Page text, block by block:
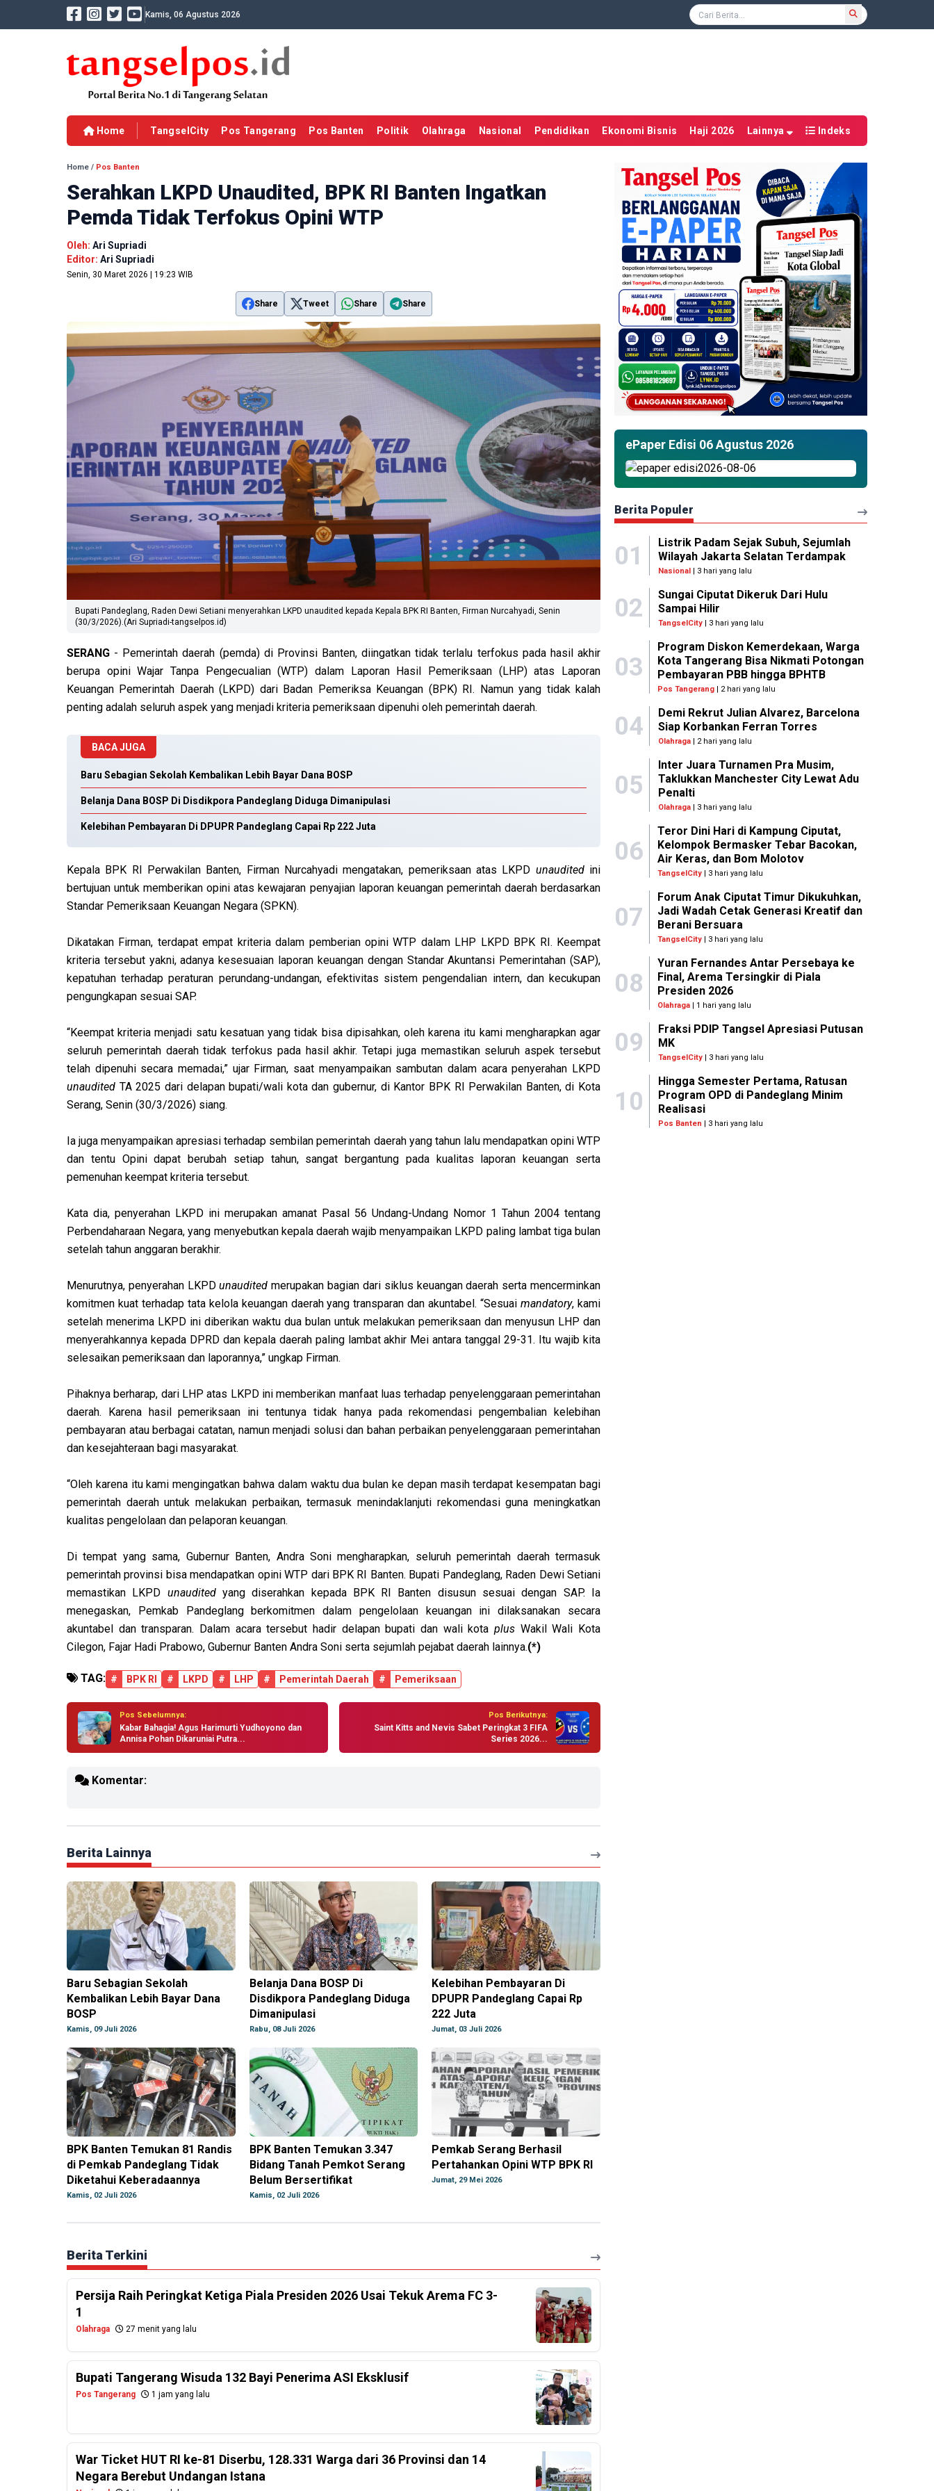
Kamis, 06 Agustus 2026
Home TangselCity Pos Tangerang Pos Banten Politik Olahraga Nasional Pendidikan Ekonomi Bisnis Haji 2026 Lainnya Indeks
Home / Pos Banten
Serahkan LKPD Unaudited, BPK RI Banten Ingatkan
Pemda Tidak Terfokus Opini WTP
Oleh: Ari Supriadi
Editor: Ari Supriadi
Senin, 30 Maret 2026 | 19:23 WIB
Share Tweet Share Share
Bupati Pandeglang, Raden Dewi Setiani menyerahkan LKPD unaudited kepada Kepala BPK RI Banten, Firman Nurcahyadi, Senin
(30/3/2026).(Ari Supriadi-tangselpos.id)
SERANG - Pemerintah daerah (pemda) di Provinsi Banten, diingatkan tidak terlalu terfokus pada hasil akhir
berupa opini Wajar Tanpa Pengecualian (WTP) dalam Laporan Hasil Pemeriksaan (LHP) atas Laporan
Keuangan Pemerintah Daerah (LKPD) dari Badan Pemeriksa Keuangan (BPK) RI. Namun yang tidak kalah
penting adalah seluruh aspek yang menjadi kriteria pemeriksaan dipenuhi oleh pemerintah daerah.
BACA JUGA
Baru Sebagian Sekolah Kembalikan Lebih Bayar Dana BOSP
Belanja Dana BOSP Di Disdikpora Pandeglang Diduga Dimanipulasi
Kelebihan Pembayaran Di DPUPR Pandeglang Capai Rp 222 Juta
Kepala BPK RI Perwakilan Banten, Firman Nurcahyadi mengatakan, pemeriksaan atas LKPD unauditedini
bertujuan untuk memberikan opini atas kewajaran penyajian laporan keuangan pemerintah daerah berdasarkan
Standar Pemeriksaan Keuangan Negara (SPKN).
Dikatakan Firman, terdapat empat kriteria dalam pemberian opini WTP dalam LHP LKPD BPK RI. Keempat
kriteria tersebut yakni, adanya kesesuaian laporan keuangan dengan Standar Akuntansi Pemerintahan (SAP),
kepatuhan terhadap peraturan perundang-undangan, efektivitas sistem pengendalian intern, dan kecukupan
pengungkapan sesuai SAP.
“Keempat kriteria menjadi satu kesatuan yang tidak bisa dipisahkan, oleh karena itu kami mengharapkan agar
seluruh pemerintah daerah tidak terfokus pada hasil akhir. Tetapi juga memastikan seluruh aspek tersebut
telah dipenuhi secara memadai,” ujar Firman, saat menyampaikan sambutan dalam acara penyerahan LKPD
unaudited TA 2025 dari delapan bupati/wali kota dan gubernur, di Kantor BPK RI Perwakilan Banten, di Kota
Serang, Senin (30/3/2026) siang.
Ia juga menyampaikan apresiasi terhadap sembilan pemerintah daerah yang tahun lalu mendapatkan opini WTP
dan tentu Opini dapat berubah setiap tahun, sangat bergantung pada kualitas laporan keuangan serta
pemenuhan keempat kriteria tersebut.
Kata dia, penyerahan LKPD ini merupakan amanat Pasal 56 Undang-Undang Nomor 1 Tahun 2004 tentang
Perbendaharaan Negara, yang menyebutkan kepala daerah wajib menyampaikan LKPD paling lambat tiga bulan
setelah tahun anggaran berakhir.
Menurutnya, penyerahan LKPDunaudited merupakan bagian dari siklus keuangan daerah serta mencerminkan
komitmen kuat terhadap tata kelola keuangan daerah yang transparan dan akuntabel. “Sesuai mandatory, kami
setelah menerima LKPD ini diberikan waktu dua bulan untuk melakukan pemeriksaan dan menyusun LHP dan
menyerahkannya kepada DPRD dan kepala daerah paling lambat akhir Mei antara tanggal 29-31. Itu wajib kita
selesaikan pemeriksaan dan laporannya,” ungkap Firman.
Pihaknya berharap, dari LHP atas LKPD ini memberikan manfaat luas terhadap penyelenggaraan pemerintahan
daerah. Karena hasil pemeriksaan ini tentunya tidak hanya pada rekomendasi pengembalian kelebihan
pembayaran atau berbagai catatan, namun menjadi solusi dan bahan perbaikan penyelenggaraan pemerintahan
dan kesejahteraan bagi masyarakat.
“Oleh karena itu kami mengingatkan bahwa dalam waktu dua bulan ke depan masih terdapat kesempatan bagi
pemerintah daerah untuk melakukan perbaikan, termasuk menindaklanjuti rekomendasi guna meningkatkan
kualitas pengelolaan dan pelaporan keuangan.
Di tempat yang sama, Gubernur Banten, Andra Soni mengharapkan, seluruh pemerintah daerah termasuk
pemerintah provinsi bisa mendapatkan opini WTP dari BPK RI Banten. Bupati Pandeglang, Raden Dewi Setiani
memastikan LKPD unauditedyang diserahkan kepada BPK RI Banten disusun sesuai dengan SAP. Ia
menegaskan, Pemkab Pandeglang berkomitmen dalam pengelolaan keuangan ini dilaksanakan secara
akuntabel dan transparan. Dalam acara tersebut hadir delapan bupati dan wali kota plus Wakil Wali Kota
Cilegon, Fajar Hadi Prabowo, Gubernur Banten Andra Soni serta sejumlah pejabat daerah lainnya.(*)
TAG: # BPK RI # LKPD # LHP # Pemerintah Daerah # Pemeriksaan
Pos Sebelumnya:
Kabar Bahagia! Agus Harimurti Yudhoyono dan
Annisa Pohan Dikaruniai Putra...
Pos Berikutnya:
Saint Kitts and Nevis Sabet Peringkat 3 FIFA
Series 2026...
Komentar:
Berita Lainnya
Baru Sebagian Sekolah
Kembalikan Lebih Bayar Dana
BOSP
Kamis, 09 Juli 2026
Belanja Dana BOSP Di
Disdikpora Pandeglang Diduga
Dimanipulasi
Rabu, 08 Juli 2026
Kelebihan Pembayaran Di
DPUPR Pandeglang Capai Rp
222 Juta
Jumat, 03 Juli 2026
BPK Banten Temukan 81 Randis
di Pemkab Pandeglang Tidak
Diketahui Keberadaannya
Kamis, 02 Juli 2026
BPK Banten Temukan 3.347
Bidang Tanah Pemkot Serang
Belum Bersertifikat
Kamis, 02 Juli 2026
Pemkab Serang Berhasil
Pertahankan Opini WTP BPK RI
Jumat, 29 Mei 2026
Berita Terkini
Persija Raih Peringkat Ketiga Piala Presiden 2026 Usai Tekuk Arema FC 3-
1
Olahraga 27 menit yang lalu
Bupati Tangerang Wisuda 132 Bayi Penerima ASI Eksklusif
Pos Tangerang 1 jam yang lalu
War Ticket HUT RI ke-81 Diserbu, 128.331 Warga dari 36 Provinsi dan 14
Negara Berebut Undangan Istana
ePaper Edisi 06 Agustus 2026
Berita Populer
01
Listrik Padam Sejak Subuh, Sejumlah
Wilayah Jakarta Selatan Terdampak
Nasional | 3 hari yang lalu
02
Sungai Ciputat Dikeruk Dari Hulu
Sampai Hilir
TangselCity| 3 hari yang lalu
03
Program Diskon Kemerdekaan, Warga
Kota Tangerang Bisa Nikmati Potongan
Pembayaran PBB hingga BPHTB
Pos Tangerang | 2 hari yang lalu
04
Demi Rekrut Julian Alvarez, Barcelona
Siap Korbankan Ferran Torres
Olahraga| 2 hari yang lalu
05
Inter Juara Turnamen Pra Musim,
Taklukkan Manchester City Lewat Adu
Penalti
Olahraga| 3 hari yang lalu
06
Teror Dini Hari di Kampung Ciputat,
Kelompok Bermasker Tebar Bacokan,
Air Keras, dan Bom Molotov
TangselCity | 3 hari yang lalu
07
Forum Anak Ciputat Timur Dikukuhkan,
Jadi Wadah Cetak Generasi Kreatif dan
Berani Bersuara
TangselCity | 3 hari yang lalu
08
Yuran Fernandes Antar Persebaya ke
Final, Arema Tersingkir di Piala
Presiden 2026
Olahraga | 1 hari yang lalu
09
Fraksi PDIP Tangsel Apresiasi Putusan
MK
TangselCity| 3 hari yang lalu
10
Hingga Semester Pertama, Ratusan
Program OPD di Pandeglang Minim
Realisasi
Pos Banten | 3 hari yang lalu